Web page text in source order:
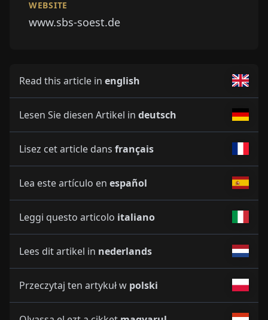
WEBSITE
www.sbs-soest.de
Read this article in english
Lesen Sie diesen Artikel in deutsch
Lisez cet article dans français
Lea este artículo en español
Leggi questo articolo italiano
Lees dit artikel in nederlands
Przeczytaj ten artykuł w polski